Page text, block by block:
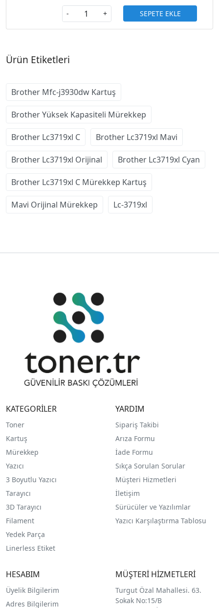
- + SEPETE EKLE
Ürün Etiketleri
Brother Mfc-j3930dw Kartuş
Brother Yüksek Kapasiteli Mürekkep
Brother Lc3719xl C Brother Lc3719xl Mavi
Brother Lc3719xl Orijinal Brother Lc3719xl Cyan
Brother Lc3719xl C Mürekkep Kartuş
Mavi Orijinal Mürekkep Lc-3719xl
KATEGORİLER
Toner
Kartuş
Mürekkep
Yazıcı
3 Boyutlu Yazıcı
Tarayıcı
3D Tarayıcı
Filament
Yedek Parça
Linerless Etiket
YARDIM
Sipariş Takibi
Arıza Formu
İade Formu
Sıkça Sorulan Sorular
Müşteri Hizmetleri
İletişim
Sürücüler ve Yazılımlar
Yazıcı Karşılaştırma Tablosu
HESABIM
Üyelik Bilgilerim
Adres Bilgilerim
MÜŞTERİ HİZMETLERİ
Turgut Özal Mahallesi. 63.
Sokak No:15/B